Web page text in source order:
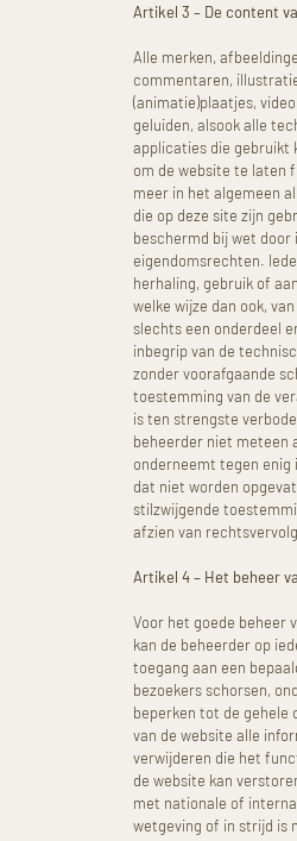
Artikel 3 – De content
Alle merken,
commentaren,
(animatie)plaatjes,
geluiden, alsook alle
applicaties die gebruikt
om de website te laten
meer in het algemeen
die op deze site zijn
beschermd bij wet
eigendomsrechten.
herhaling, gebruik of
welke wijze dan ook,
slechts een onderdeel
inbegrip van de
zonder voorafgaande
toestemming van de
is ten strengste
beheerder niet meteen
onderneemt tegen enig
dat niet worden
stilzwijgende
afzien van
Artikel 4 – Het beheer
Voor het goede beheer
kan de beheerder op
toegang aan een
bezoekers schorsen,
beperken tot de gehele
van de website alle
verwijderen die het
de website kan
met nationale of
wetgeving of in strijd is